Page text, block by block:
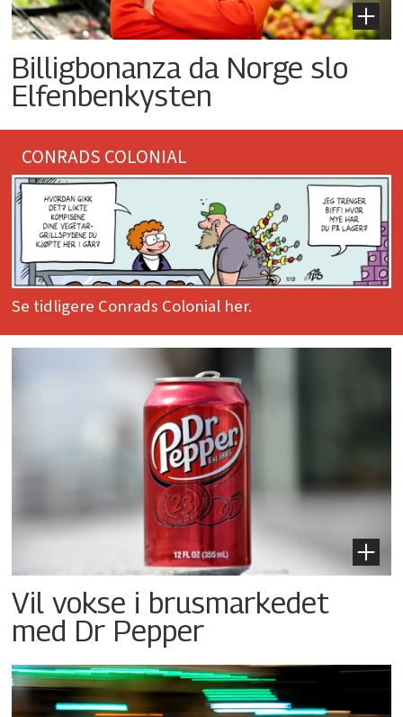
Billigbonanza da Norge slo
Elfenbenkysten
CONRADS COLONIAL
Se tidligere Conrads Colonial her.
Vil vokse i brusmarkedet
med Dr Pepper